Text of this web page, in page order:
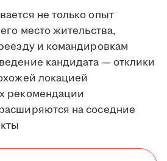
не только опыт
место жительства,
и командировкам
кандидата — отклики
локацией
рекомендации
на соседние